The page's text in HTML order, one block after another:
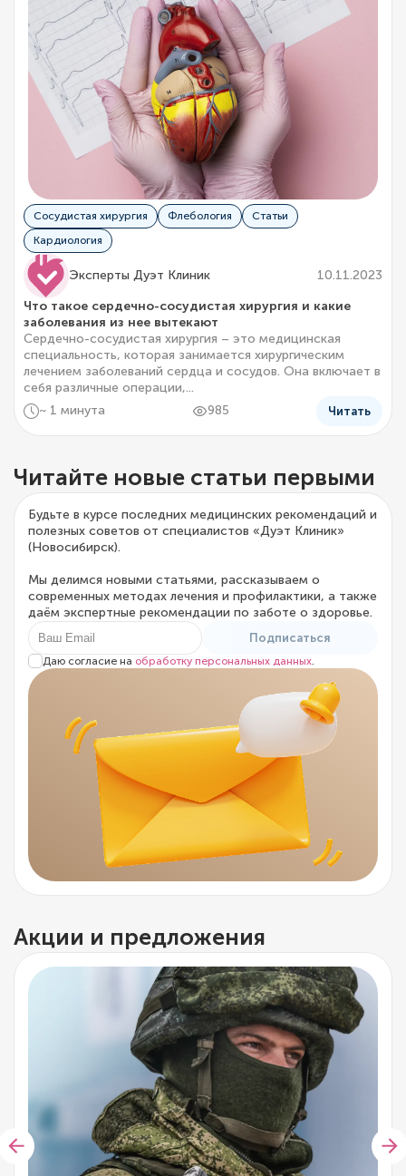
Сосудистая хирургия Флебология
Статьи
Кардиология
Эксперты Дуэт Клиник
10.11.2023
Что такое сердечно-сосудистая хирургия и какие
заболевания из нее вытекают
Сердечно-сосудистая хирургия – это медицинская
специальность, которая занимается хирургическим
лечением заболеваний сердца и сосудов. Она включает в
себя различные операции,...
~ 1 минута
985 Читать
Читайте новые статьи первыми
Будьте в курсе последних медицинских рекомендаций и
полезных советов от специалистов «Дуэт Клиник»
(Новосибирск).
Мы делимся новыми статьями, рассказываем о
современных методах лечения и профилактики, а также
даём экспертные рекомендации по заботе о здоровье.
Подписаться
Даю согласие на обработку персональных данных.
Акции и предложения